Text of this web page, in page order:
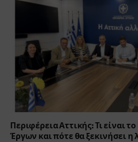
Περιφέρεια Αττικής: Τι είναι
Έργων και πότε θα ξεκινήσει η